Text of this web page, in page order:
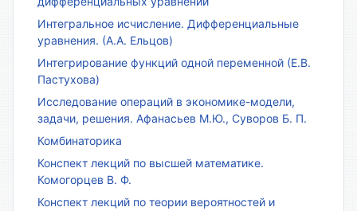
Интегральное исчисление. Дифференциальные
уравнения. (А.А. Ельцов)
Интегрирование функций одной переменной (Е.В.
Пастухова)
Исследование операций в экономике-модели,
задачи, решения. Афанасьев М.Ю., Суворов Б. П.
Комбинаторика
Конспект лекций по высшей математике.
Комогорцев В. Ф.
Конспект лекций по теории вероятностей и